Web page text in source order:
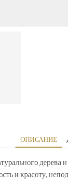
ОПИСАНИЕ
и красоту,